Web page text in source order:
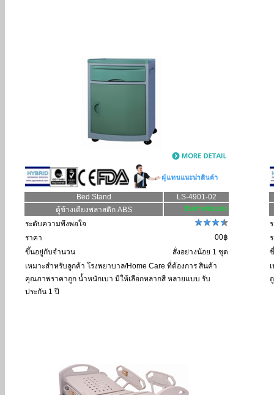
Bed Stand
LS-4901-02
ตู้ข้างเตียงพลาสติก ABS
ระดับความพึงพอใจ
ราคา
00฿
ขึ้นอยู่กับจำนวน
สั่งอย่างน้อย 1 ชุด
เหมาะสำหรับลูกค้า โรงพยาบาล/Home Care ที่ต้องการ สินค้า
คุณภาพราคาถูก น้ำหนักเบา มีให้เลือกหลากสี หลายแบบ รับ
ประกัน 1 ปี